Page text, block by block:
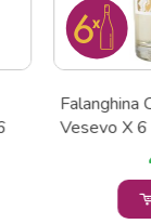
Falanghina
Vesevo X 6